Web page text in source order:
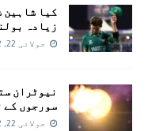
کیا شاہین
زیادہ
جولائی 22, 2022
نیوٹران
سورجوں کے
جولائی 22, 2022